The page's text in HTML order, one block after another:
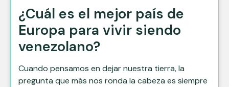
¿Cuál es el mejor país de
Europa para vivir siendo
venezolano?
Cuando pensamos en dejar nuestra tierra, la
pregunta que más nos ronda la cabeza es siempre